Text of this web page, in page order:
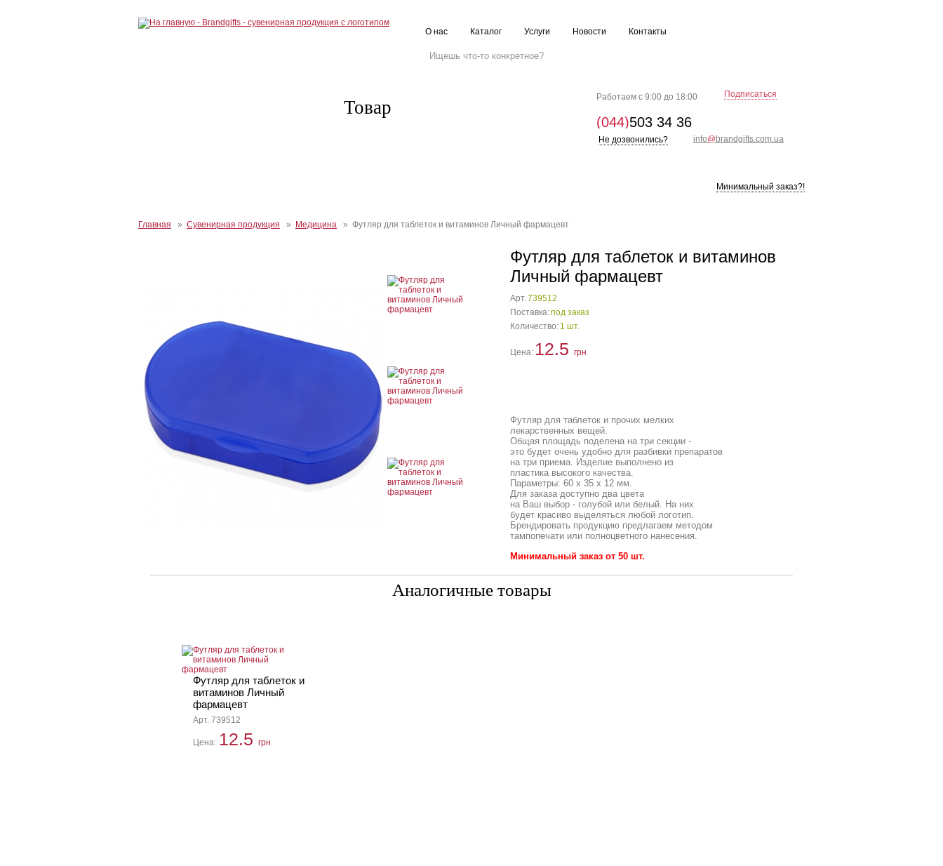
О нас Каталог Услуги Новости Контакты
Работаем с 9:00 до 18:00 Подписаться
(044)503 34 36
Не дозвонились? info@ brandgifts.com.ua
Товар
Минимальный заказ?!
Главная » Сувенирная продукция » Медицина » Футляр для таблеток и витаминов Личный фармацевт
Футляр для таблеток и витаминов
Личный фармацевт
Арт.739512
Поставка:под заказ
Количество: 1 шт.
Цена: 12.5 грн
Футляр для таблеток и прочих мелких
лекарственных вещей.
Общая площадь поделена на три секции -
это будет очень удобно для разбивки препаратов
на три приема. Изделие выполнено из
пластика высокого качества.
Параметры: 60 х 35 х 12 мм.
Для заказа доступно два цвета
на Ваш выбор - голубой или белый. На них
будет красиво выделяться любой логотип.
Брендировать продукцию предлагаем методом
тампопечати или полноцветного нанесения.
Минимальный заказ от 50 шт.
Аналогичные товары
Футляр для таблеток и
витаминов Личный
фармацевт
Арт. 739512
Цена: 12.5 грн